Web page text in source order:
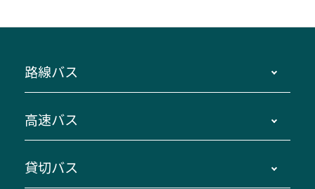
路線バス
主要停留所案内図・時刻表
路線バスのご利用方法
高速バス
南紀・VISON～横浜・東京・埼玉
貸切バス